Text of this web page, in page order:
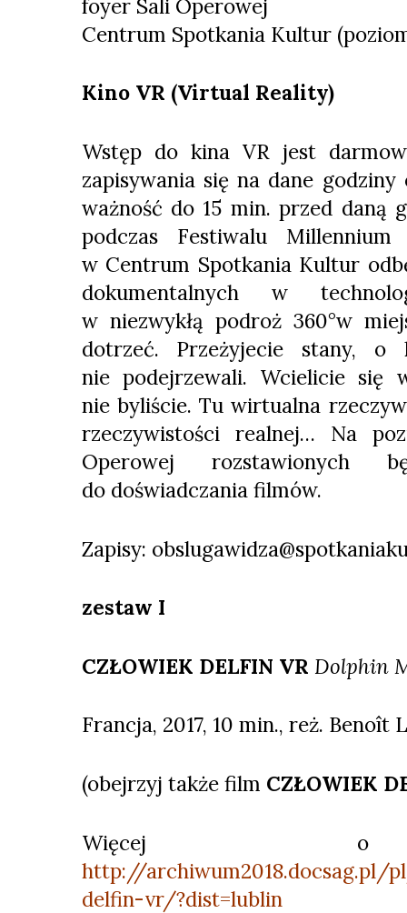
foyer Sali Operowej
Centrum Spotkania Kultur
Kino VR (Virtual Reality)
Wstęp do kina VR jest
zapisywania się na dane
ważność do 15 min. przed daną
podczas Festiwalu
w Centrum Spotkania Kultur
dokumentalnych w
w niezwykłą podroż 360°w
dotrzeć. Przeżyjecie stany,
nie podejrzewali. Wcielicie się
nie byliście. Tu wirtualna
rzeczywistości realnej… Na
Operowej rozstawionych
do doświadczania filmów.
Zapisy:
zestaw I
CZŁOWIEK DELFIN VR Dolphin
Francja, 2017, 10 min., reż. Benoît
(obejrzyj także film CZŁOWIEK
Więcej
http://archiwum2018.docsag.pl/
delfin-vr/?dist=lublin